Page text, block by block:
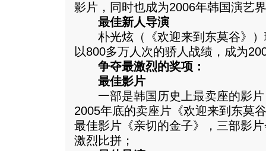
影片，同时也成为2006年韩国演艺
最佳新人导演
朴光炫（《欢迎来到东莫谷》）
以800多万人次的骄人战绩，成为
争夺最激烈的奖项：
最佳影片
一部是韩国历史上最卖座的影片
2005年底的卖座片《欢迎来到东莫
最佳影片《亲切的金子》，三部影
激烈比拼；